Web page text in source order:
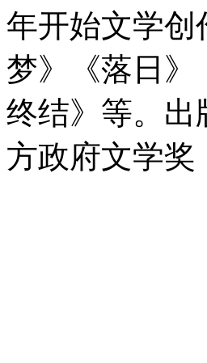
年开始文学创
梦》《落日
终结》等。出
方政府文学